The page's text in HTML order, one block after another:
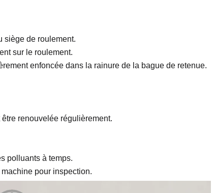
siège de roulement.
sur le roulement.
enfoncée dans la rainure de la bague de retenue.
renouvelée régulièrement.
polluants à temps.
pour inspection.